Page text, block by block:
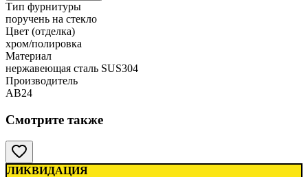
Тип фурнитуры
поручень на стекло
Цвет (отделка)
хром/полировка
Материал
нержавеющая сталь SUS304
Производитель
АВ24
Смотрите также
ЛИКВИДАЦИЯ